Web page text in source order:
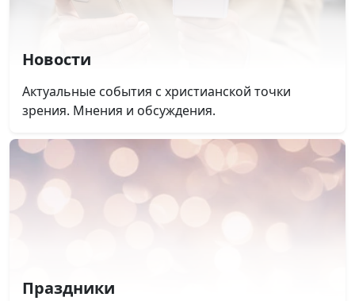
Новости
Актуальные события с христианской точки
зрения. Мнения и обсуждения.
Праздники